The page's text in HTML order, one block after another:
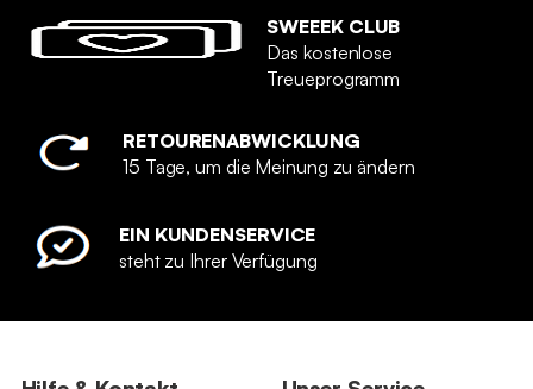
SWEEEK CLUB
Das kostenlose
Treueprogramm
RETOURENABWICKLUNG
15 Tage, um die Meinung zu ändern
EIN KUNDENSERVICE
steht zu Ihrer Verfügung